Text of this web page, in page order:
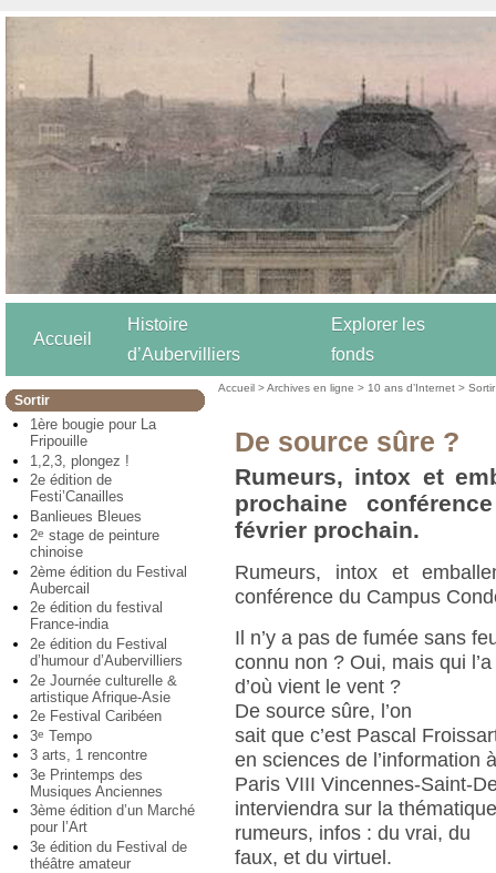
Accueil
Histoire
d’Aubervilliers
Explorer les
fonds
Sortir
1ère bougie pour La
Fripouille
1,2,3, plongez !
2e édition de
Festi’Canailles
Banlieues Bleues
2e stage de peinture
chinoise
2ème édition du Festival
Aubercail
2e édition du festival
France-india
2e édition du Festival
d’humour d’Aubervilliers
2e Journée culturelle &
artistique Afrique-Asie
2e Festival Caribéen
3e Tempo
3 arts, 1 rencontre
3e Printemps des
Musiques Anciennes
3ème édition d’un Marché
pour l’Art
3e édition du Festival de
théâtre amateur
Accueil >Archives en ligne > 10 ans d’Internet >Sortir
De source sûre ?
Rumeurs, intox et
prochaine
février prochain.
Rumeurs, intox et
conférence du Campus
Il n’y a pas de fumée sans
connu non ? Oui, mais qui
d’où vient le vent ?
De source sûre, l’on
sait que c’est Pascal
en sciences de l’information
Paris VIII Vincennes-Saint-
interviendra sur la
rumeurs, infos : du vrai, du
faux, et du virtuel.